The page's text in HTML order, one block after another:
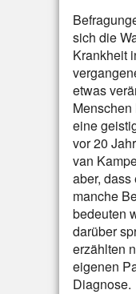
sich die
Krankheit
etwas
eine
vor 20
van
aber, dass
manche
bedeuten
darüber
erzählten
eigenen
Diagnose.